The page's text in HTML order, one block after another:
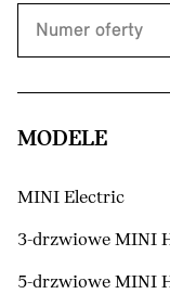
MODELE
MINI Electric
3-drzwiowe MINI
5-drzwiowe MINI